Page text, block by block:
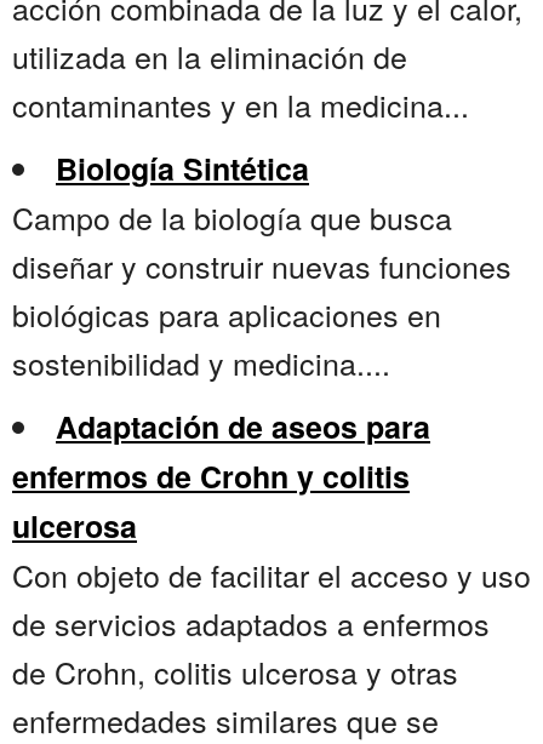
utilizada en la eliminación de
contaminantes y en la medicina...
Biología Sintética
Campo de la biología que busca
diseñar y construir nuevas funciones
biológicas para aplicaciones en
sostenibilidad y medicina....
Adaptación de aseos para
enfermos de Crohn y colitis
ulcerosa
Con objeto de facilitar el acceso y uso
de servicios adaptados a enfermos
de Crohn, colitis ulcerosa y otras
enfermedades similares que se